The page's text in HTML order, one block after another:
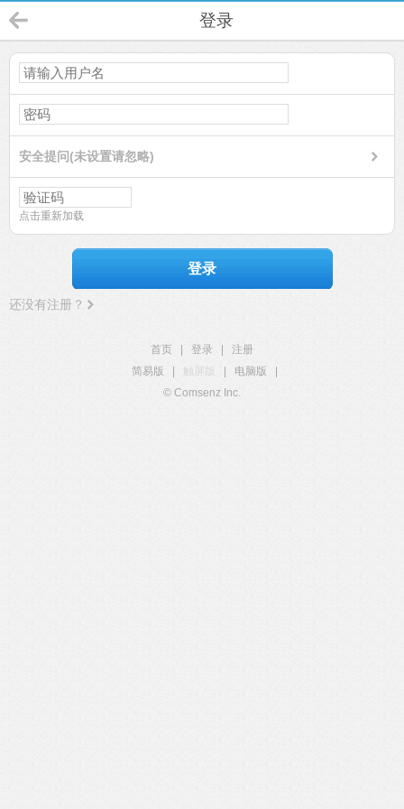
登录
安全提问(未设置请忽略)
点击重新加载
登录
还没有注册？
首页 登录
注册
简易版
触屏版 电脑版
© Comsenz Inc.